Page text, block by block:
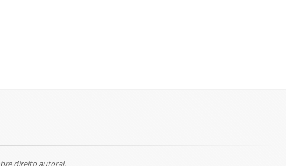
direito autoral.